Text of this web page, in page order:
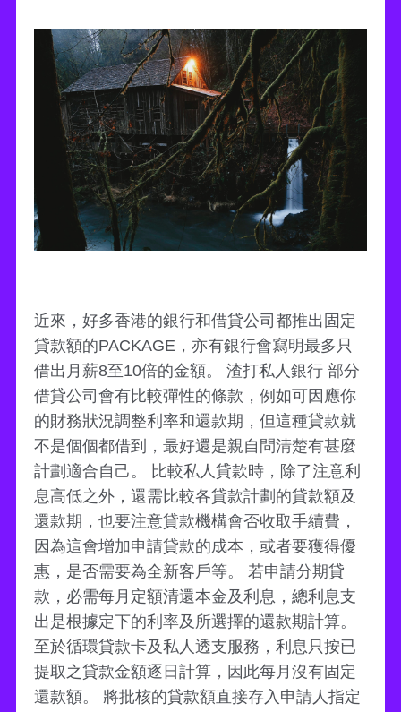
近來，好多香港的銀行和借貸公司都推出固定
貸款額的PACKAGE，亦有銀行會寫明最多只
借出月薪8至10倍的金額。 渣打私人銀行 部分
借貸公司會有比較彈性的條款，例如可因應你
的財務狀況調整利率和還款期，但這種貸款就
不是個個都借到，最好還是親自問清楚有甚麼
計劃適合自己。 比較私人貸款時，除了注意利
息高低之外，還需比較各貸款計劃的貸款額及
還款期，也要注意貸款機構會否收取手續費，
因為這會增加申請貸款的成本，或者要獲得優
惠，是否需要為全新客戶等。 若申請分期貸
款，必需每月定額清還本金及利息，總利息支
出是根據定下的利率及所選擇的還款期計算。
至於循環貸款卡及私人透支服務，利息只按已
提取之貸款金額逐日計算，因此每月沒有固定
還款額。 將批核的貸款額直接存入申請人指定